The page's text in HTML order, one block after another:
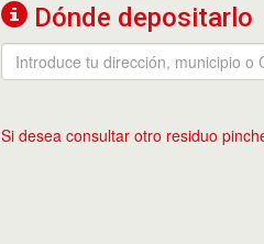
Dónde depositarlo
Si desea consultar otro residuo